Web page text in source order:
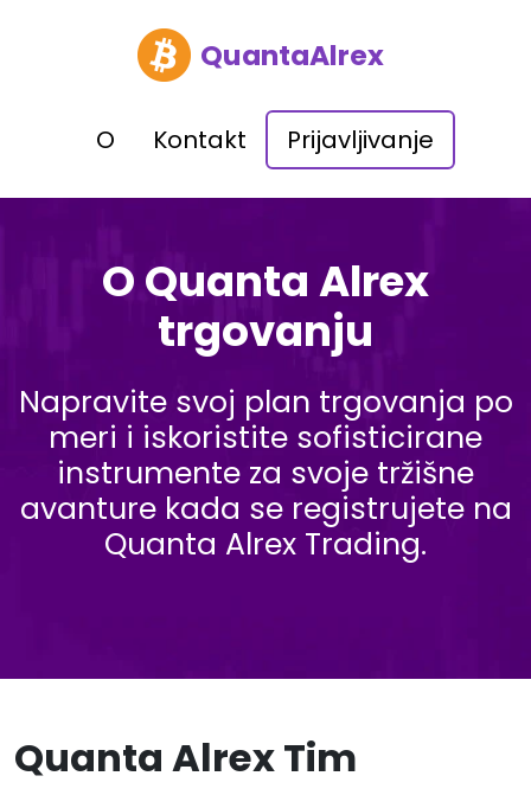
QuantaAlrex
O Kontakt Prijavljivanje
O Quanta Alrex
trgovanju
Napravite svoj plan trgovanja po
meri i iskoristite sofisticirane
instrumente za svoje tržišne
avanture kada se registrujete na
Quanta Alrex Trading.
Quanta Alrex Tim